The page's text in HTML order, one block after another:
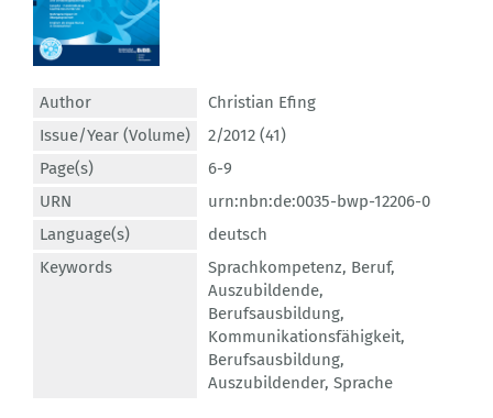
Author
Christian Efing
Issue/Year (Volume)
2/2012 (41)
Page(s)
6-9
URN
urn:nbn:de:0035-bwp-12206-0
Language(s)
deutsch
Keywords
Sprachkompetenz, Beruf,
Auszubildende,
Berufsausbildung,
Kommunikationsfähigkeit,
Berufsausbildung,
Auszubildender, Sprache